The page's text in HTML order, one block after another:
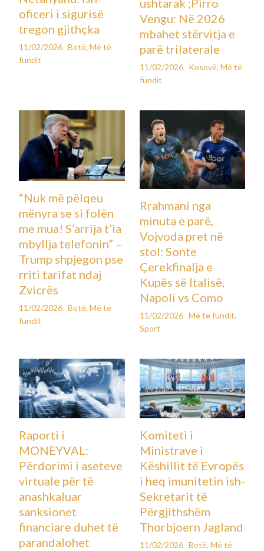
oficeri i sigurisë
tregon gjithçka
11/02/2026 Botë,Më të
fundit
ushtarak ;Pirro
Vengu: Në 2026
mbahet stërvitja e
parë trilaterale
11/02/2026 Kosovë, Më të
fundit
“Nuk më pëlqeu
mënyra se si folën
me mua! S’arrija t’ia
mbyllja telefonin” –
Trump shpjegon pse
rriti tarifat ndaj
Zvicrës
11/02/2026 Botë,Më të
fundit
Rrahmani nga
minuta e parë,
Vojvoda pret në
stol: Sonte
Çerekfinalja e
Kupës së Italisë,
Napoli vs Como
11/02/2026 Më të fundit,
Sport
Raporti i
MONEYVAL:
Përdorimi i aseteve
virtuale për të
anashkaluar
sanksionet
financiare duhet të
parandalohet
Komiteti i
Ministrave i
Këshillit të Evropës
i heq imunitetin ish-
Sekretarit të
Përgjithshëm
Thorbjoern Jagland
11/02/2026 Botë, Më të